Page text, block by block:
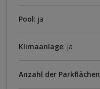
Pool: ja
Klimaanlage: ja
Anzahl der Parkflächen